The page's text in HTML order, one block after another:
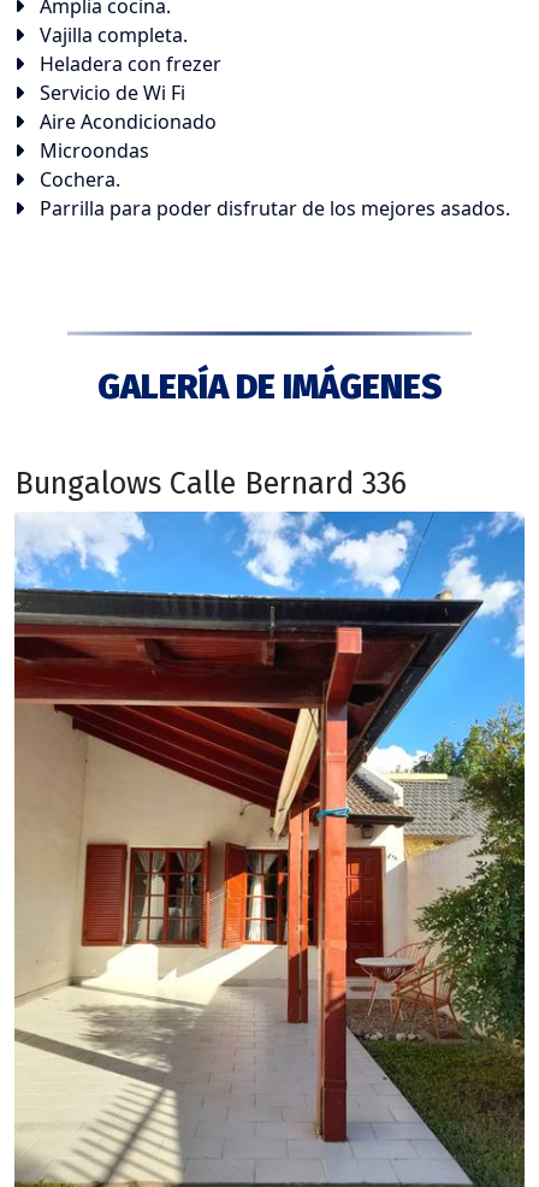
Amplia cocina.
Vajilla completa.
Heladera con frezer
Servicio de Wi Fi
Aire Acondicionado
Microondas
Cochera.
Parrilla para poder disfrutar de los mejores asados.
GALERÍA DE IMÁGENES
Bungalows Calle Bernard 336